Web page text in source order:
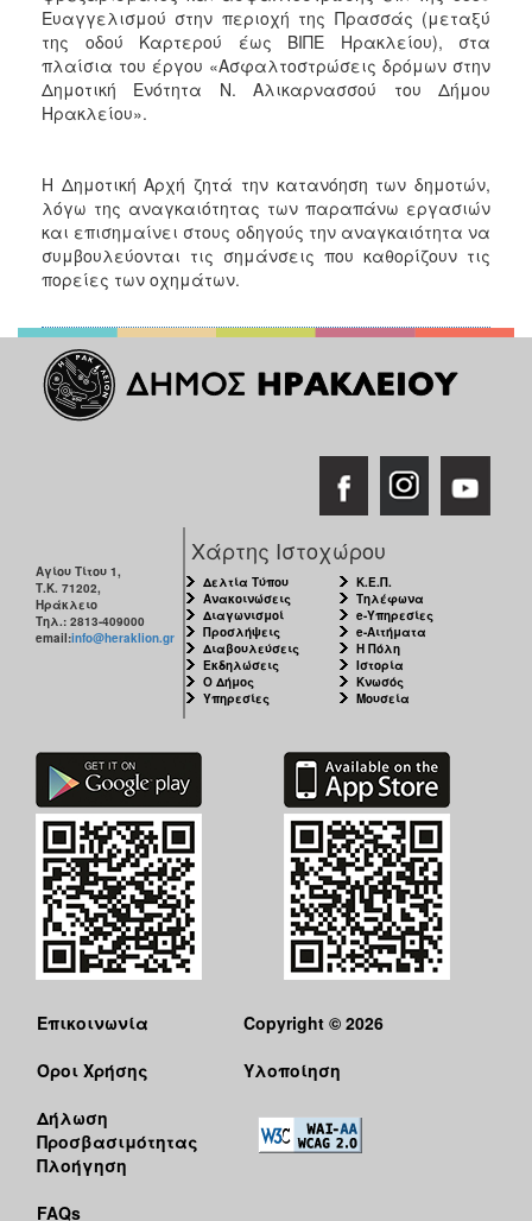
ΤΟΠΟΣ
ΠΟΛΙΤΙΣΜΟΣ
ΠΟΛΗ
Ευαγγελισμού στην περιοχή της Πρασσάς (μεταξύ
της οδού Καρτερού έως ΒΙΠΕ Ηρακλείου), στα
πλαίσια του έργου «Ασφαλτοστρώσεις δρόμων στην
Δημοτική Ενότητα Ν. Αλικαρνασσού του Δήμου
Ηρακλείου».
Η Δημοτική Αρχή ζητά την κατανόηση των δημοτών,
λόγω της αναγκαιότητας των παραπάνω εργασιών
και επισημαίνει στους οδηγούς την αναγκαιότητα να
συμβουλεύονται τις σημάνσεις που καθορίζουν τις
πορείες των οχημάτων.
Αγίου Τίτου 1,
Τ.Κ. 71202,
Ηράκλειο
Τηλ.: 2813-409000
email:info@heraklion.gr
Χάρτης Ιστοχώρου
Δελτία Τύπου
Ανακοινώσεις
Διαγωνισμοί
Προσλήψεις
Διαβουλεύσεις
Εκδηλώσεις
Ο Δήμος
Υπηρεσίες
Κ.Ε.Π.
Τηλέφωνα
e-Υπηρεσίες
e-Αιτήματα
Η Πόλη
Ιστορία
Κνωσός
Μουσεία
Επικοινωνία
Όροι Χρήσης
Δήλωση
Προσβασιμότητας
Πλοήγηση
FAQs
Copyright © 2026
Υλοποίηση